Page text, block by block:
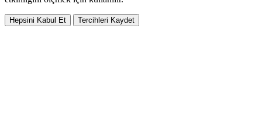
Hepsini Kabul Et Tercihleri Kaydet